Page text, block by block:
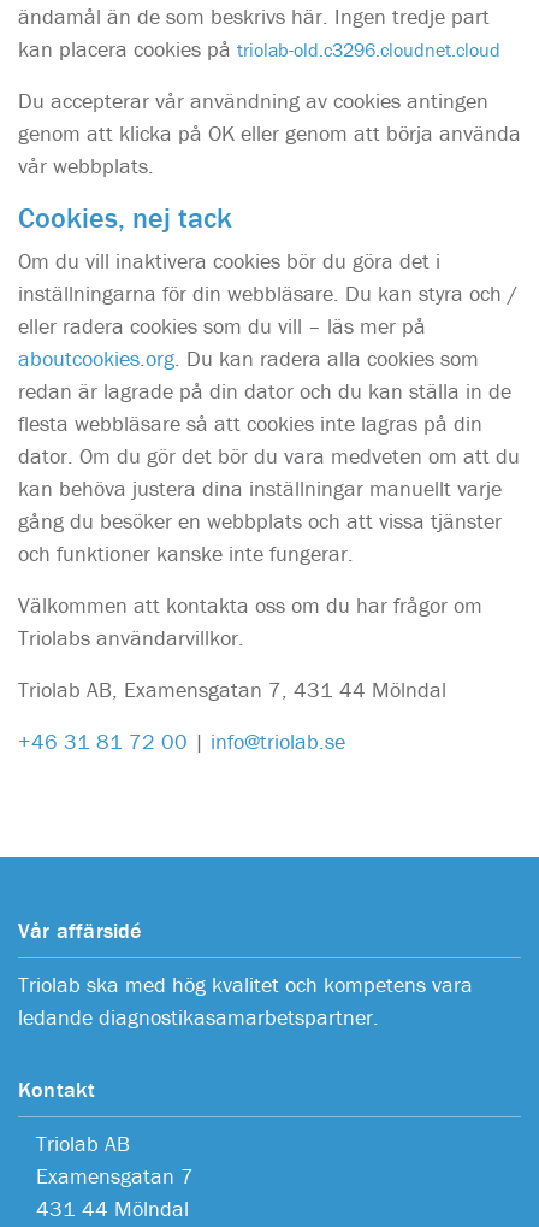
ändamål än de som beskrivs här. Ingen tredje part
kan placera cookies på triolab-old.c3296.cloudnet.cloud
Du accepterar vår användning av cookies antingen
genom att klicka på OK eller genom att börja använda
vår webbplats.
Cookies, nej tack
Om du vill inaktivera cookies bör du göra det i
inställningarna för din webbläsare. Du kan styra och /
eller radera cookies som du vill – läs mer på
aboutcookies.org. Du kan radera alla cookies som
redan är lagrade på din dator och du kan ställa in de
flesta webbläsare så att cookies inte lagras på din
dator. Om du gör det bör du vara medveten om att du
kan behöva justera dina inställningar manuellt varje
gång du besöker en webbplats och att vissa tjänster
och funktioner kanske inte fungerar.
Välkommen att kontakta oss om du har frågor om
Triolabs användarvillkor.
Triolab AB, Examensgatan 7, 431 44 Mölndal
+46 31 81 72 00 | info@triolab.se
Vår affärsidé
Triolab ska med hög kvalitet och kompetens vara
ledande diagnostikasamarbetspartner.
Kontakt
Triolab AB
Examensgatan 7
431 44 Mölndal